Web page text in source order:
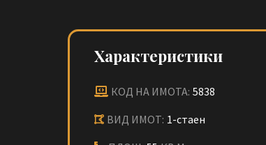
Характеристики
КОД НА ИМОТА: 5838
ВИД ИМОТ: 1-стаен